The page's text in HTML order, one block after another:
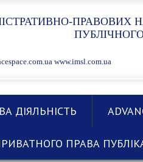
ПРАВОВИХ
www.imsl.com.ua
ДІЯЛЬНІСТЬ
ПРАВА